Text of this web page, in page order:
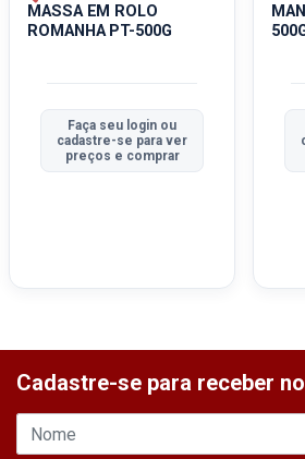
MASSA EM ROLO
ROMANHA PT-500G
Faça seu login ou
cadastre-se para ver
preços e comprar
Cadastre-se para receber